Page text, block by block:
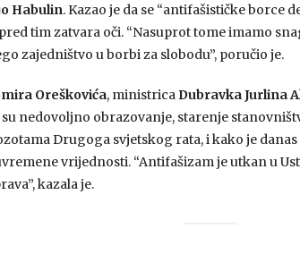
Habulin. Kazao je da se “antifašističke borce
tim zatvara oči. “Nasuprot tome imamo
zajedništvo u borbi za slobodu”, poručio je.
Oreškovića, ministrica Dubravka Jurlina
nedovoljno obrazovanje, starenje
Drugoga svjetskog rata, i kako je
vrijednosti. “Antifašizam je utkan u
kazala je.